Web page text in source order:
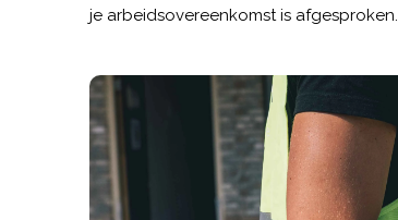
je arbeidsovereenkomst is afgesproken.